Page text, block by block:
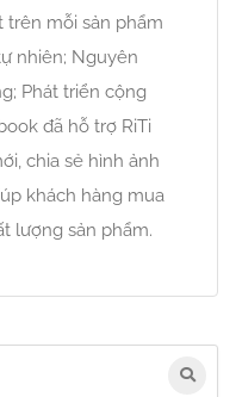
trên mỗi sản phẩm
nhiên; Nguyên
Phát triển cộng
đã hỗ trợ RiTi
chia sẻ hình ảnh
khách hàng mua
lượng sản phẩm.